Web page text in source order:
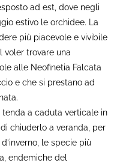
ad est, dove negli
estivo le orchidee. La
più piacevole e vivibile
voler trovare una
alle Neofinetia Falcata
e che si prestano ad
a caduta verticale in
chiuderlo a veranda, per
le specie più
endemiche del